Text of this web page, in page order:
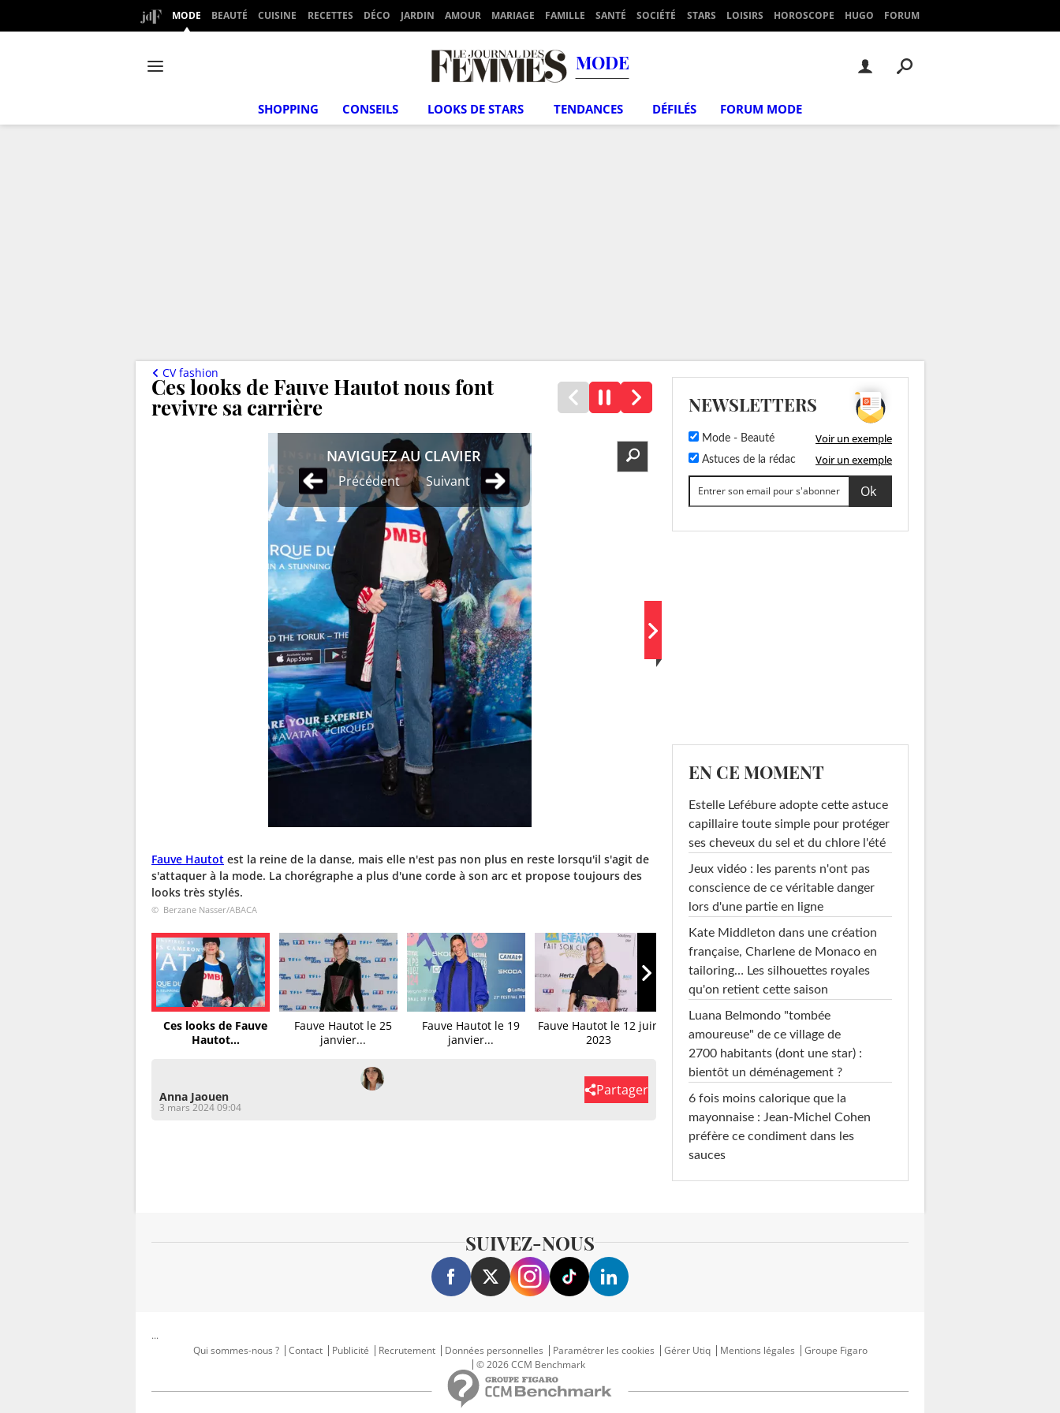
MODE BEAUTÉ CUISINE RECETTES DÉCO JARDIN AMOUR MARIAGE FAMILLE SANTÉ SOCIÉTÉ STARS LOISIRS HOROSCOPE HUGO FORUM
MODE
SHOPPING CONSEILS LOOKS DE STARS TENDANCES DÉFILÉS FORUM MODE
Ces looks de Fauve Hautot nous font
revivre sa carrière
CV fashion
NAVIGUEZ AU CLAVIER
Précédent Suivant
Fauve Hautot est la reine de la danse, mais elle n'est pas non plus en reste lorsqu'il s'agit de
s'attaquer à la mode. La chorégraphe a plus d'une corde à son arc et propose toujours des
looks très stylés.
© Berzane Nasser/ABACA
Ces looks de Fauve
Hautot...
Fauve Hautot le 25
janvier...
Fauve Hautot le 19
janvier...
Fauve Hautot le 12 juin
2023
janvier...
Anna Jaouen
3 mars 2024 09:04
Partager
NEWSLETTERS
Mode - Beauté Voir un exemple
Astuces de la rédac Voir un exemple
EN CE MOMENT
Estelle Lefébure adopte cette astuce
capillaire toute simple pour protéger
ses cheveux du sel et du chlore l'été
Jeux vidéo : les parents n'ont pas
conscience de ce véritable danger
lors d'une partie en ligne
Kate Middleton dans une création
française, Charlene de Monaco en
tailoring… Les silhouettes royales
qu'on retient cette saison
Luana Belmondo "tombée
amoureuse" de ce village de
2700 habitants (dont une star) :
bientôt un déménagement ?
6 fois moins calorique que la
mayonnaise : Jean-Michel Cohen
préfère ce condiment dans les
sauces
SUIVEZ-NOUS
...
Qui sommes-nous ?
Contact Publicité Recrutement Données personnelles Paramétrer les cookies Gérer Utiq Mentions légales
Groupe Figaro
© 2026 CCM Benchmark